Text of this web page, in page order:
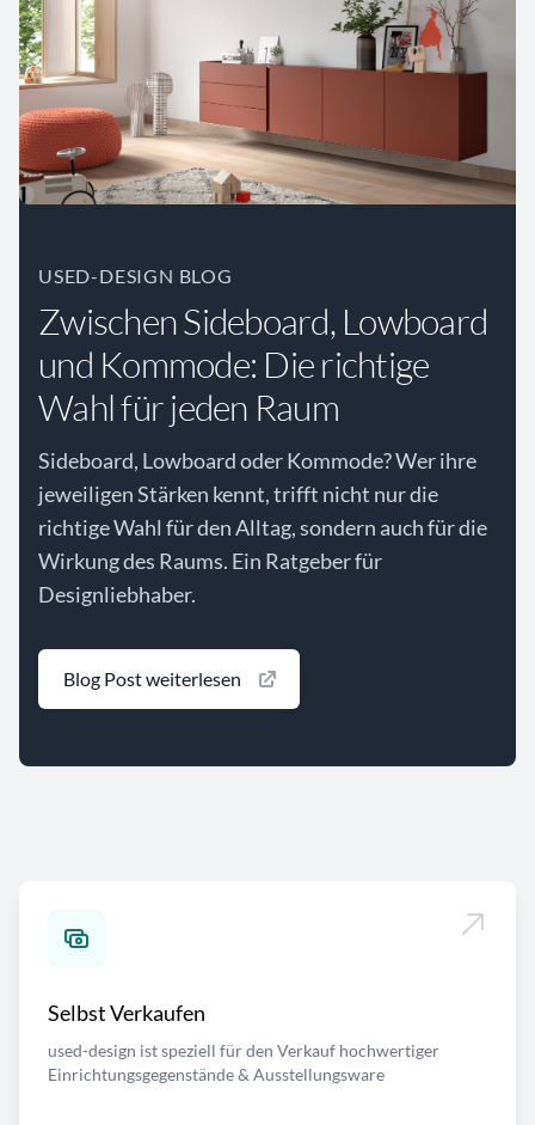
USED-DESIGN BLOG
Zwischen Sideboard, Lowboard
und Kommode: Die richtige
Wahl für jeden Raum
Sideboard, Lowboard oder Kommode? Wer ihre
jeweiligen Stärken kennt, trifft nicht nur die
richtige Wahl für den Alltag, sondern auch für die
Wirkung des Raums. Ein Ratgeber für
Designliebhaber.
Blog Post weiterlesen
Selbst Verkaufen
used-design ist speziell für den Verkauf hochwertiger
Einrichtungsgegenstände & Ausstellungsware